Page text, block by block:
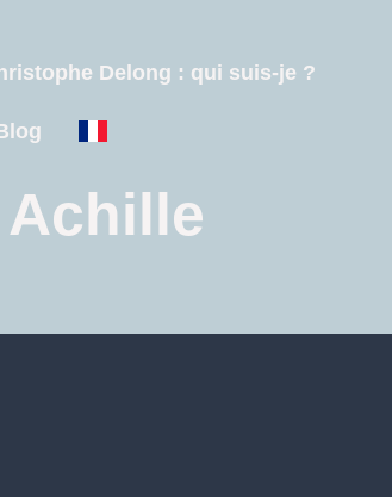
Delong : qui suis-je ?
Achille